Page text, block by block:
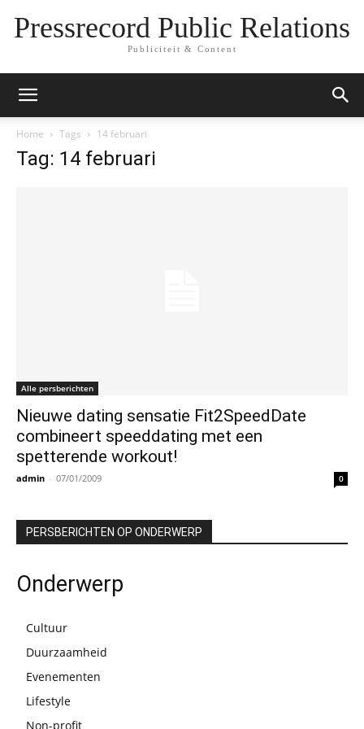
Pressrecord Public Relations
Publiciteit & Content
Home Tags 14 februari
Tag: 14 februari
Alle persberichten
Nieuwe dating sensatie Fit2SpeedDate
combineert speeddating met een
spetterende workout!
admin - 07/01/2009 0
PERSBERICHTEN OP ONDERWERP
Onderwerp
Cultuur
Duurzaamheid
Evenementen
Lifestyle
Non-profit